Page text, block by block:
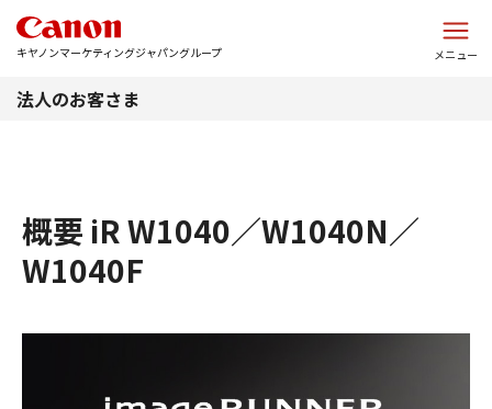
キヤノンマーケティングジャパングループ メニュー
法人のお客さま
概要 iR W1040／W1040N／
W1040F